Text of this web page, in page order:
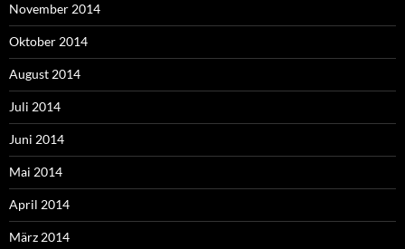
November 2014
Oktober 2014
August 2014
Juli 2014
Juni 2014
Mai 2014
April 2014
März 2014